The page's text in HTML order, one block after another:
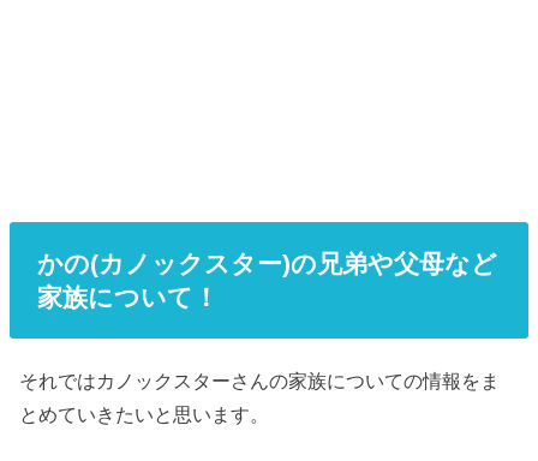
かの(カノックスター)の兄弟や父母など
家族について！
それではカノックスターさんの家族についての情報をま
とめていきたいと思います。